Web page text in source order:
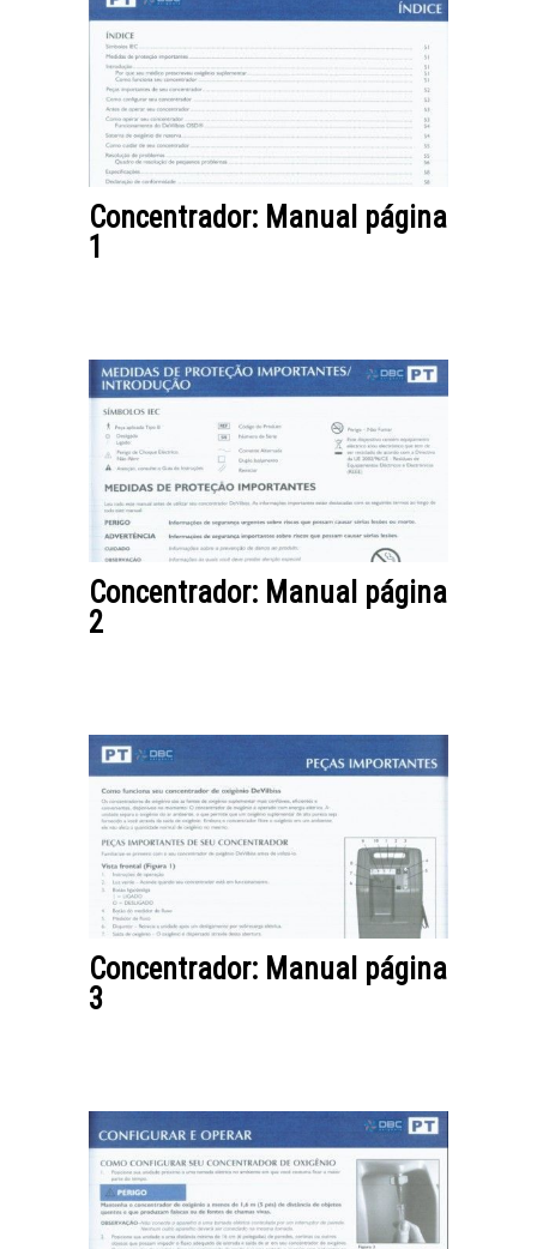
Concentrador: Manual página
1
Concentrador: Manual página
2
Concentrador: Manual página
3